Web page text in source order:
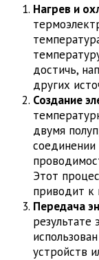
Нагрев и
достичь,
других
Создание
двумя
соединении
Этот
приводит к
Передача
результате
устройств